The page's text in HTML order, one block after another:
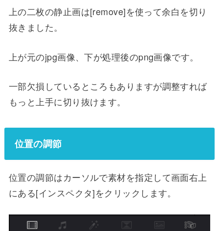
上の二枚の静止画は[remove]を使って余白を切り
抜きました。
上が元のjpg画像、下が処理後のpng画像です。
一部欠損しているところもありますが調整すれば
もっと上手に切り抜けます。
位置の調節
位置の調節はカーソルで素材を指定して画面右上
にある[インスペクタ]をクリックします。